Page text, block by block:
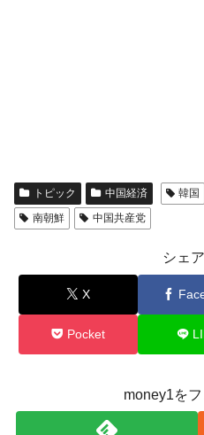
トピック 中国経済 韓国
南朝鮮
中国共産党
シェ
X
Pocket
money1を